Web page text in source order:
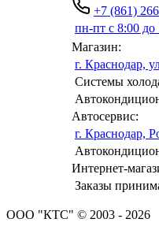
+7 (861)
пн-пт с 8:00 до
Магазин:
г. Краснодар,
Системы
Автосервис:
г. Краснодар,
Интернет-
Заказы
ООО "КТС" © 2003 - 2026